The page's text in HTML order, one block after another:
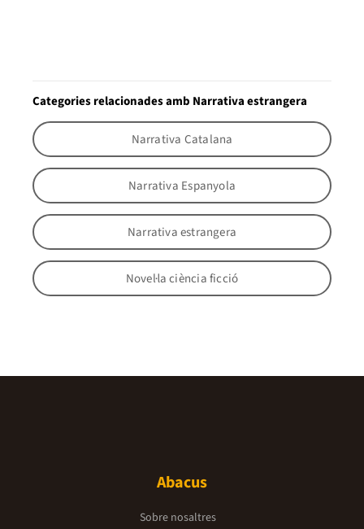
Categories relacionades amb Narrativa estrangera
Narrativa Catalana
Narrativa Espanyola
Narrativa estrangera
Novel·la ciència ficció
Abacus
Sobre nosaltres